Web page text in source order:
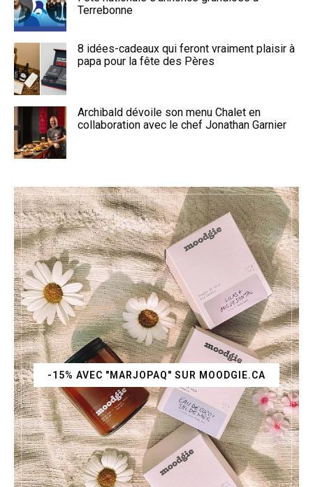
Terrebonne
8 idées-cadeaux qui feront vraiment plaisir à
papa pour la fête des Pères
Archibald dévoile son menu Chalet en
collaboration avec le chef Jonathan Garnier
-15% AVEC "MARJOPAQ" SUR MOODGIE.CA